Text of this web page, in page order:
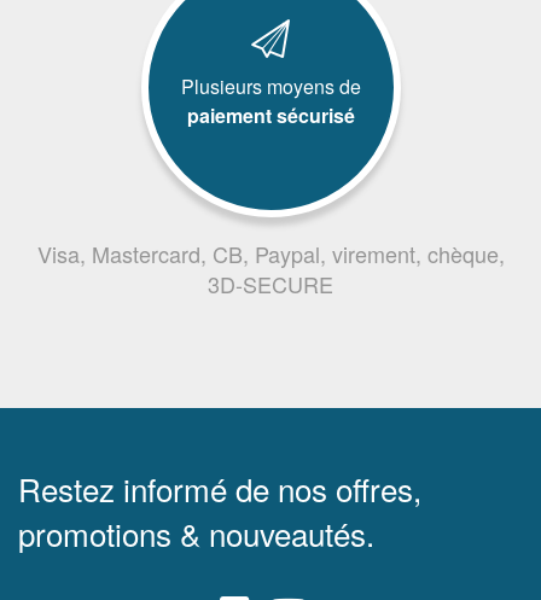
Plusieurs moyens de
paiement sécurisé
Visa, Mastercard, CB, Paypal, virement, chèque,
3D-SECURE
Restez informé de nos offres,
promotions & nouveautés.